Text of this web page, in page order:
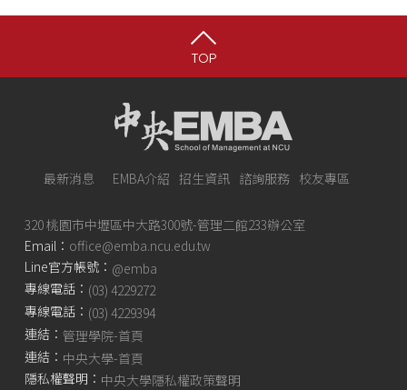
TOP
最新消息 EMBA介紹 招生資訊 諮詢服務 校友專區
320 桃園市中壢區中大路300號-管理二館233辦公室
Email： office@emba.ncu.edu.tw
Line官方帳號： @emba
專線電話： (03) 4229272
專線電話： (03) 4229394
連結： 管理學院-首頁
連結： 中央大學-首頁
隱私權聲明： 中央大學隱私權政策聲明